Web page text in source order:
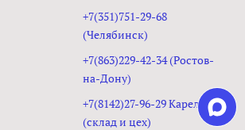
+7(351)751-29-68
(Челябинск)
+7(863)229-42-34 (Ростов-
на-Дону)
+7(8142)27-96-29 Карелия
(склад и цех)